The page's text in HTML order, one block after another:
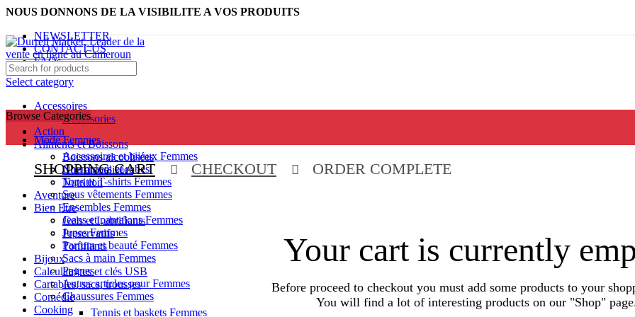
NOUS DONNONS DE LA VISIBILITE A VOS PRODUITS
NEWSLETTER
CONTACT US
FAQs
Select category
Accessoires
Accessories
Action
Aliments et Boissons
Boissons alcoolisées
Non alcoolisées
Nutrition
Aventure
Bien Etre
Gels et Lubrifiants
Preservatifs
Tonifiants
Bijoux
Calculatrices et clés USB
Cartables, sacs, trousses
Comédie
Cooking
Browse Categories
Mode Femmes
Accessoires et bijoux Femmes
Chemisiers et robes
Tops et T-shirts Femmes
Sous vêtements Femmes
Ensembles Femmes
Jeans et pantalons Femmes
Jupes Femmes
Parfum et beauté Femmes
Sacs à main Femmes
Pagnes
Autres articles pour Femmes
Chaussures Femmes
Tennis et baskets Femmes
SHOPPING CART CHECKOUT ORDER COMPLETE
Your cart is currently
Before proceed to checkout you must add some products to your
You will find a lot of interesting products on our "Shop"